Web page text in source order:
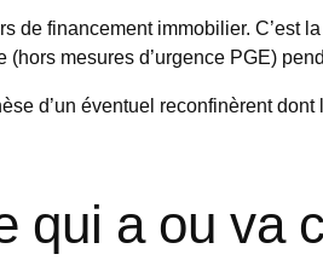
financement immobilier. C’est
mesures d’urgence PGE)
d’un éventuel reconfinèrent
qui a ou va